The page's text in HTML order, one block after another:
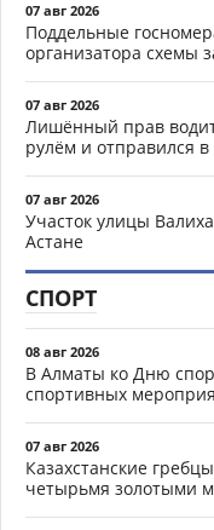
07 авг 2026
Поддельные
организатора схемы
07 авг 2026
Лишённый прав
рулём и отправился
07 авг 2026
Участок улицы
Астане
СПОРТ
08 авг 2026
В Алматы ко Дню
спортивных
07 авг 2026
Казахстанские
четырьмя золотыми